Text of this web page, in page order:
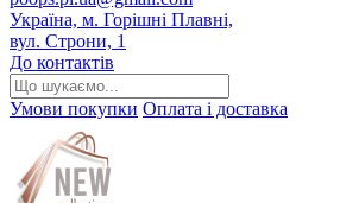
Україна, м. Горішні Плавні,
вул. Строни, 1
До контактів
Умови покупки Оплата і доставка